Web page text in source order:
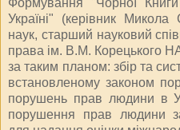
Україні" (керівник
наук, старший науковий
права ім. В.М. Корецького
за таким планом: збір та
встановленому законом
порушень прав людини в
порушення прав людини